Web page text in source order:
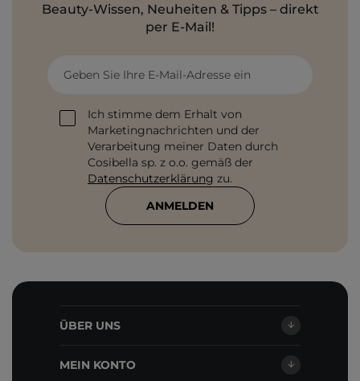
Beauty-Wissen, Neuheiten & Tipps – direkt
per E-Mail!
Geben Sie Ihre E-Mail-Adresse ein
Ich stimme dem Erhalt von
Marketingnachrichten und der
Verarbeitung meiner Daten durch
Cosibella sp. z o.o. gemäß der
Datenschutzerklärung zu.
ANMELDEN
ÜBER UNS
MEIN KONTO